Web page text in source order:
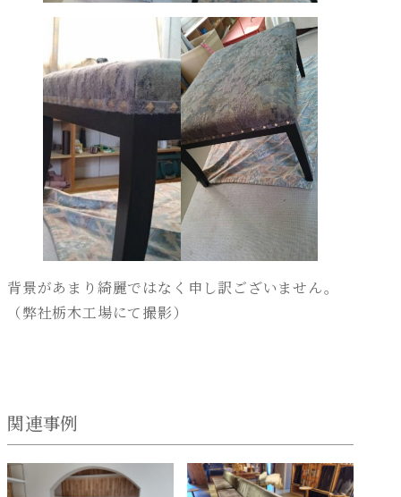
背景があまり綺麗ではなく申し訳ございません。
（弊社栃木工場にて撮影）
関連事例